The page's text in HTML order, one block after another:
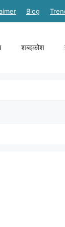
Blog
शब्दकोश